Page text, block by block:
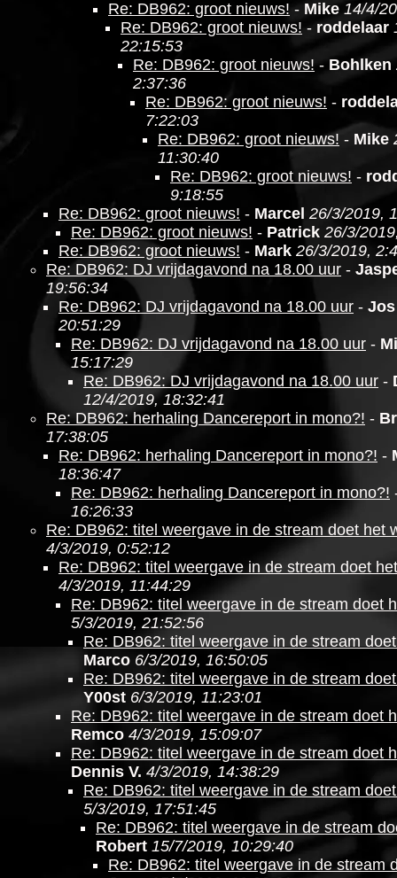
Re: DB962: groot nieuws!- Mike 14/4/
Re: DB962: groot nieuws! - roddelaar
22:15:53
Re: DB962: groot nieuws! - Bohlken
2:37:36
Re: DB962: groot nieuws! -
7:22:03
Re: DB962: groot nieuws! - Mike
11:30:40
Re: DB962: groot nieuws! -
9:18:55
Re: DB962: groot nieuws! - Marcel 26/3/2019,
Re: DB962: groot nieuws! - Patrick 26/3/
Re: DB962: groot nieuws! - Mark 26/3/2019,
Re: DB962: DJ vrijdagavond na 18.00 uur -
19:56:34
Re: DB962: DJ vrijdagavond na 18.00 uur - Jos
20:51:29
Re: DB962: DJ vrijdagavond na 18.00 uur -
15:17:29
Re: DB962: DJ vrijdagavond na 18.00 uur -
12/4/2019, 18:32:41
Re: DB962: herhaling Dancereport in mono?! -
17:38:05
Re: DB962: herhaling Dancereport in mono?! -
18:36:47
Re: DB962: herhaling Dancereport in mono?!
16:26:33
Re: DB962: titel weergave in de stream doet het
4/3/2019, 0:52:12
Re: DB962: titel weergave in de stream doet
4/3/2019, 11:44:29
Re: DB962: titel weergave in de stream doet
5/3/2019, 21:52:56
Re: DB962: titel weergave in de stream
Marco 6/3/2019, 16:50:05
Re: DB962: titel weergave in de stream
Y00st 6/3/2019, 11:23:01
Re: DB962: titel weergave in de stream doet
Remco 4/3/2019, 15:09:07
Re: DB962: titel weergave in de stream doet
Dennis V. 4/3/2019, 14:38:29
Re: DB962: titel weergave in de stream
5/3/2019, 17:51:45
Re: DB962: titel weergave in de stream
Robert 15/7/2019, 10:29:40
Re: DB962: titel weergave in de stream